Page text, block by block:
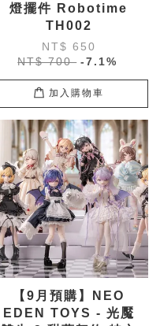
燈擺件 Robotime
TH002
NT$ 650
NT$ 700 -7.1%
加入購物車
【9月預購】NEO
EDEN TOYS - 光魘